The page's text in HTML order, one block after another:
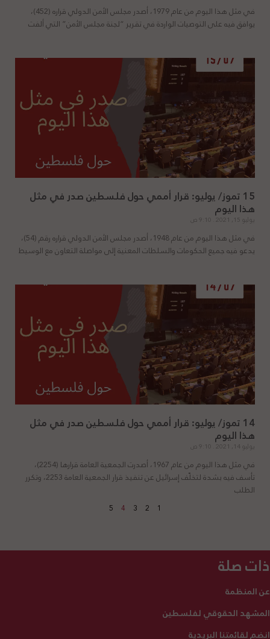
في مثل هذا اليوم من عام 1979، أصدر مجلس الأمن الدولي قراره (452)،
يوافق فيه على التوصيات الواردة في تقرير “لجنة مجلس الأمن” التي ألفت
15 تموز/ يوليو: قرار أممي حول فلسطين صدر في مثل
هذا اليوم
يوليو 15, 2021
في مثل هذا اليوم من عام 1948، أصدر مجلس الأمن الدولي قراره رقم (54)،
يدعو فيه جميع الحكومات والسلطات المعنية إلى مواصلة التعاون مع الوسيط
14 تموز/ يوليو: قرار أممي حول فلسطين صدر في مثل
هذا اليوم
يوليو 14, 2021
في مثل هذا اليوم من عام 1967، أصدرت الجمعية العامة قرارها (2254)،
تأسف فيه بشدة لتخلّف إسرائيل عن تنفيذ قرار الجمعية العامة 2253، وتكرر
الطلب
1
2
3
4
5
ذات صلة
عن المنظمة
المشهد الحقوقي لفلسطين
انضم لقائمتنا البريدية